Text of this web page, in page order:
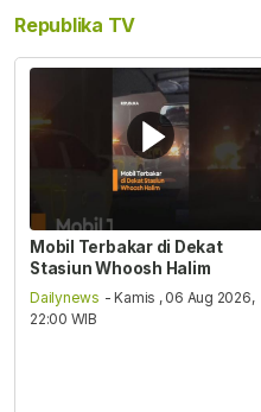
Republika TV
Mobil Terbakar di Dekat
Stasiun Whoosh Halim
Dailynews - Kamis , 06 Aug 2026,
22:00 WIB